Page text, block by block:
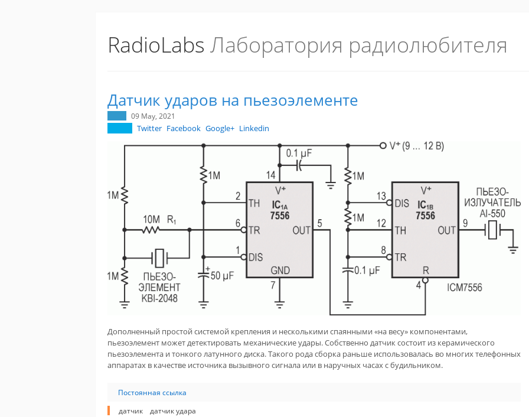
RadioLabs Лаборатория радиолюбителя
Датчик ударов на пьезоэлементе
09 May, 2021
Twitter Facebook Google+ Linkedin
Дополненный простой системой крепления и несколькими спаянными «на весу» компонентами,
пьезоэлемент может детектировать механические удары. Собственно датчик состоит из керамического
пьезоэлемента и тонкого латунного диска. Такого рода сборка раньше использовалась во многих телефонных
аппаратах в качестве источника вызывного сигнала или в наручных часах с будильником.
Постоянная ссылка
датчик
датчик удара